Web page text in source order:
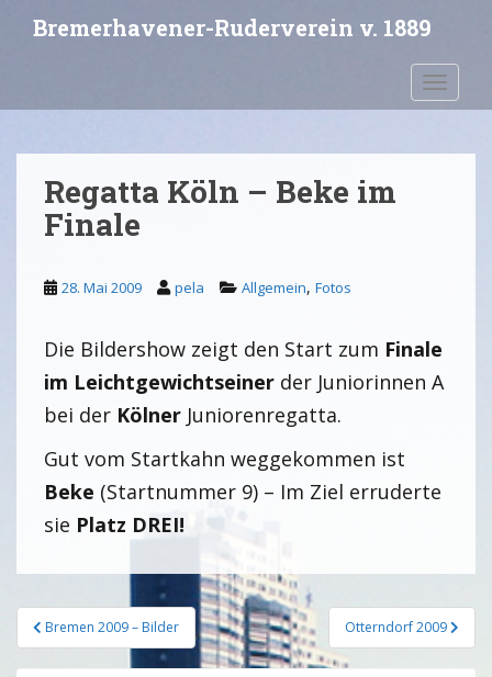
t
Bremerhavener-Ruderverein v. 1889
Toggle
Regatta Köln – Beke im
Finale
28. Mai 2009 pela Allgemein, Fotos
Die Bildershow zeigt den Start zum Finale
im Leichtgewichtseiner der Juniorinnen A
bei der Kölner Juniorenregatta.
Gut vom Startkahn weggekommen ist
Beke (Startnummer 9) – Im Ziel erruderte
sie Platz DREI!
Bremen 2009 – Bilder Otterndorf 2009